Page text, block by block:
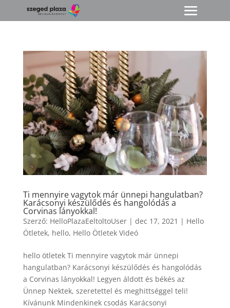
Ti mennyire vagytok már ünnepi hangulatban?
Karácsonyi készülődés és hangolódás a
Corvinas lányokkal!
Szerző: HelloPlazaEeltoltoUser| dec 17, 2021 | Hello
Ötletek, hello, Hello Ötletek Videó
hello ötletek Ti mennyire vagytok már ünnepi
hangulatban? Karácsonyi készülődés és hangolódás
a Corvinas lányokkal! Legyen áldott és békés az
Ünnep Nektek, szeretettel és meghittséggel teli!
Kívánunk Mindenkinek csodás Karácsonyi